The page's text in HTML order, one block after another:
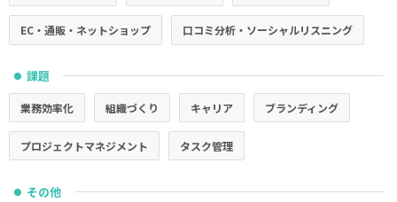
EC・通販・ネットショップ 口コミ分析・ソーシャルリスニング
● 課題
業務効率化 組織づくり キャリア ブランディング
プロジェクトマネジメント タスク管理
● その他